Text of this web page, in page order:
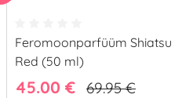
Feromoonparfüüm Shiatsu
Red (50 ml)
45.00 € 69.95 €